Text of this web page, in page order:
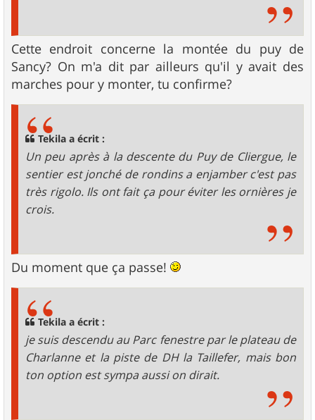
Cette endroit concerne la montée du puy de
Sancy? On m'a dit par ailleurs qu'il y avait des
marches pour y monter, tu confirme?
Tekila a écrit :
Un peu après à la descente du Puy de Cliergue, le
sentier est jonché de rondins a enjamber c'est pas
très rigolo. Ils ont fait ça pour éviter les ornières je
crois.
Du moment que ça passe!
Tekila a écrit :
je suis descendu au Parc fenestre par le plateau de
Charlanne et la piste de DH la Taillefer, mais bon
ton option est sympa aussi on dirait.